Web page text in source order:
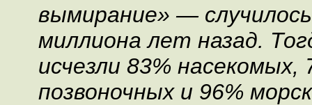
вымирание» —
миллиона лет назад.
исчезли 83% насекомых,
позвоночных и 96%